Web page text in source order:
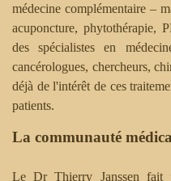
médecine complémentaire –
acuponcture, phytothérapie,
des spécialistes en
cancérologues, chercheurs,
déjà de l'intérêt de ces
patients.
La communauté
Le Dr Thierry Janssen fait